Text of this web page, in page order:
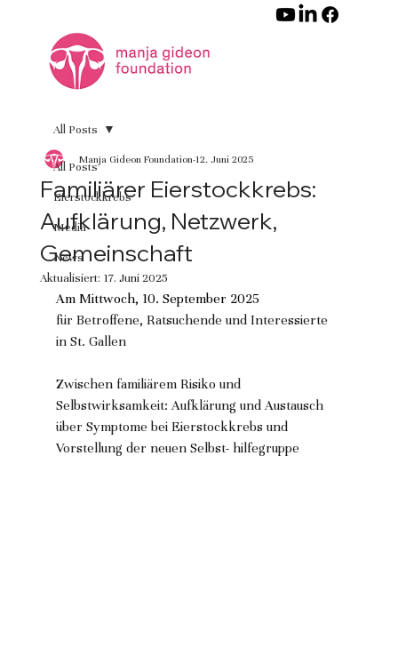
All Posts
Eierstockkrebs
Media
News
All Posts
Familiärer Eierstockkrebs:
Aufklärung, Netzwerk,
Gemeinschaft
Manja Gideon Foundation 12. Juni 2025
Aktualisiert: 17. Juni 2025
Am Mittwoch, 10. September 2025
für Betroffene, Ratsuchende und Interessierte
in St. Gallen
Zwischen familiärem Risiko und
Selbstwirksamkeit: Aufklärung und Austausch
über Symptome bei Eierstockkrebs und
Vorstellung der neuen Selbst- hilfegruppe